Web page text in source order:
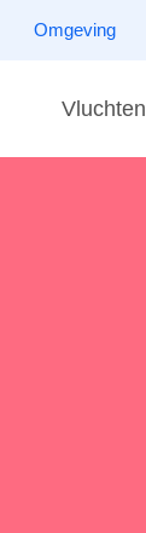
Omgeving
Vluchten